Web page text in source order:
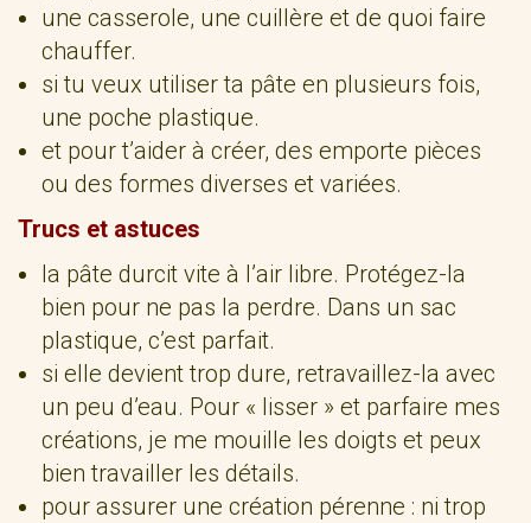
une casserole, une cuillère et de quoi faire
chauffer.
si tu veux utiliser ta pâte en plusieurs fois,
une poche plastique.
et pour t’aider à créer, des emporte pièces
ou des formes diverses et variées.
Trucs et astuces
la pâte durcit vite à l’air libre. Protégez-la
bien pour ne pas la perdre. Dans un sac
plastique, c’est parfait.
si elle devient trop dure, retravaillez-la avec
un peu d’eau. Pour « lisser » et parfaire mes
créations, je me mouille les doigts et peux
bien travailler les détails.
pour assurer une création pérenne : ni trop